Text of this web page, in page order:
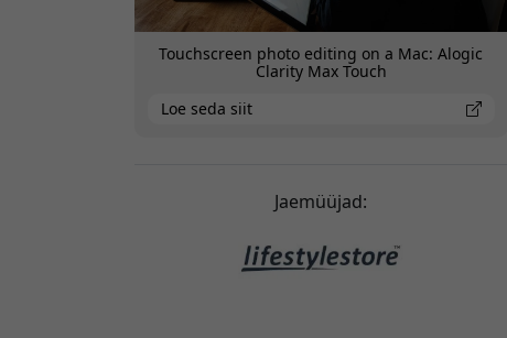
Touchscreen photo editing on a Mac: Alogic
Clarity Max Touch
Loe seda siit
Jaemüüjad: